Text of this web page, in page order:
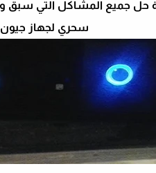
سحري لجهاز جيون Geant 2500 Plus